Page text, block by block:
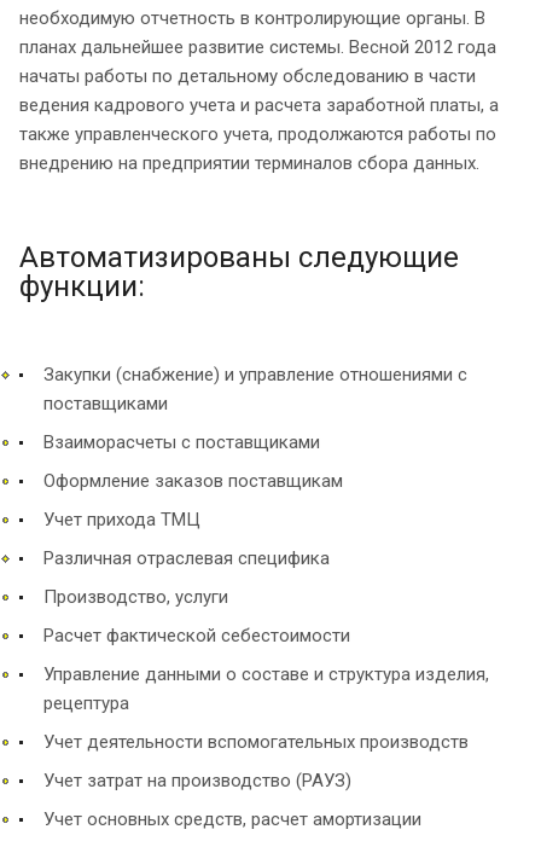
необходимую отчетность в контролирующие органы. В
планах дальнейшее развитие системы. Весной 2012 года
начаты работы по детальному обследованию в части
ведения кадрового учета и расчета заработной платы, а
также управленческого учета, продолжаются работы по
внедрению на предприятии терминалов сбора данных.
Автоматизированы следующие
функции:
Закупки (снабжение) и управление отношениями с
поставщиками
Взаиморасчеты с поставщиками
Оформление заказов поставщикам
Учет прихода ТМЦ
Различная отраслевая специфика
Производство, услуги
Расчет фактической себестоимости
Управление данными о составе и структура изделия,
рецептура
Учет деятельности вспомогательных производств
Учет затрат на производство (РАУЗ)
Учет основных средств, расчет амортизации